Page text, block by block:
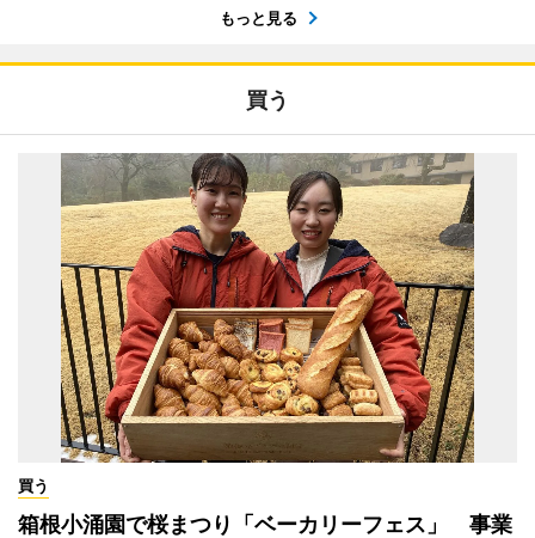
もっと見る
買う
買う
箱根小涌園で桜まつり「ベーカリーフェス」 事業